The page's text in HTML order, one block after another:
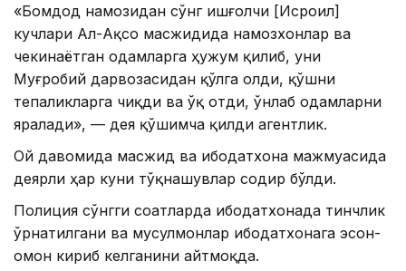
«Бомдод намозидан сўнг ишғолчи [Исроил]
кучлари Ал-Ақсо масжидида намозхонлар ва
чекинаётган одамларга ҳужум қилиб, уни
Муғробий дарвозасидан қўлга олди, қўшни
тепаликларга чиқди ва ўқ отди, ўнлаб одамларни
яралади», — дея қўшимча қилди агентлик.
Ой давомида масжид ва ибодатхона мажмуасида
деярли ҳар куни тўқнашувлар содир бўлди.
Полиция сўнгги соатларда ибодатхонада тинчлик
ўрнатилгани ва мусулмонлар ибодатхонага эсон-
омон кириб келганини айтмоқда.